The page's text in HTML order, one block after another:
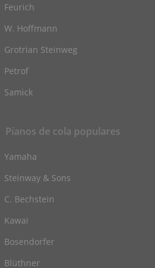
Feurich
W. Hoffmann
Grotrian Steinweg
Petrof
Samick
Pianos de cola populares
Yamaha
Steinway & Sons
C. Bechstein
Kawai
Bosendorfer
Blüthner